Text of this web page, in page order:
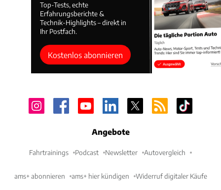
Top-Tests, echte
Erfahrungsberichte &
Technik-Highlights – direkt in
Ihr Postfach.
Kostenlos abonnieren
Angebote
Fahrtrainings Podcast Newsletter Autovergleich
ams+ abonnieren ams+ hier kündigen Widerruf digitaler Käufe